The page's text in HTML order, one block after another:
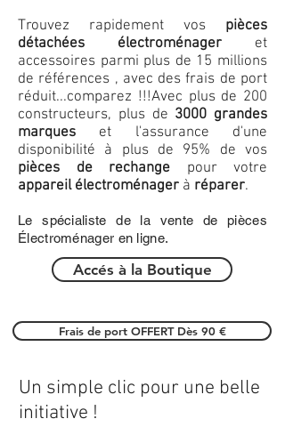
Trouvez rapidement vos pièces
détachées électroménager et
accessoires parmi plus de 15 millions
de références , avec des frais de port
réduit...comparez !!!Avec plus de 200
constructeurs, plus de 3000 grandes
marques et l'assurance d'une
disponibilité à plus de 95% de vos
pièces de rechange pour votre
appareil électroménager à réparer.
Le spécialiste de la vente de pièces
Électroménager en ligne.
Accés à la Boutique
Frais de port OFFERT Dès 90 €
Un simple clic pour une belle
initiative !